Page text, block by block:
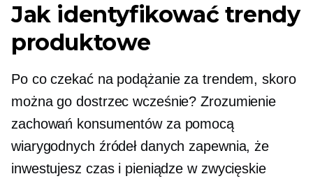
Jak identyfikować trendy
produktowe
Po co czekać na podążanie za trendem, skoro
można go dostrzec wcześnie? Zrozumienie
zachowań konsumentów za pomocą
wiarygodnych źródeł danych zapewnia, że ​​
inwestujesz czas i pieniądze w zwycięskie